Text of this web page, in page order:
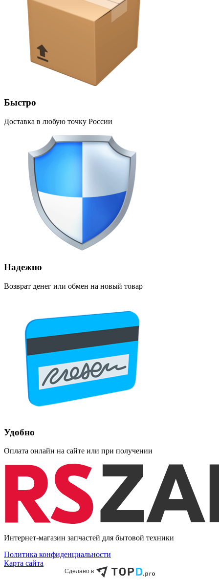
Быстро
Доставка в любую точку России
Надежно
Возврат денег или обмен на новый товар
Удобно
Оплата онлайн на сайте или при получении
Интернет-магазин запчастей для бытовой техники
Политика конфиденциальности
Карта сайта
Сделано в